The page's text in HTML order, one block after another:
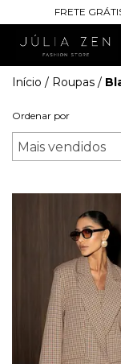
FRETE
Início / Roupas /
Ordenar por